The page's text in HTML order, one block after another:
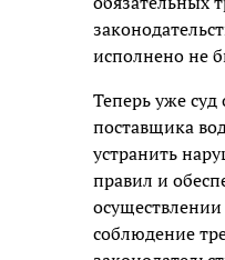
исполнено не
Теперь уже суд
поставщика
устранить
правил и
осуществлении
соблюдение